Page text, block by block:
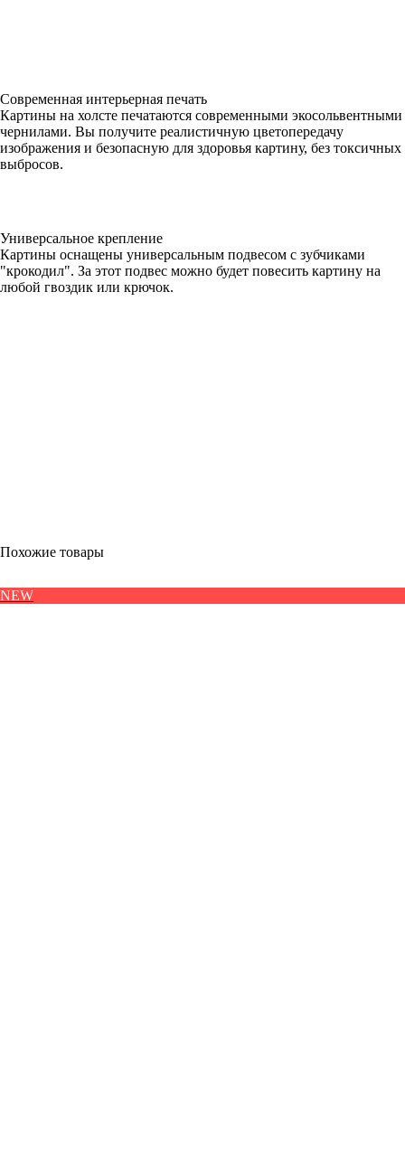
Современная интерьерная печать
Картины на холсте печатаются современными экосольвентными
чернилами. Вы получите реалистичную цветопередачу
изображения и безопасную для здоровья картину, без токсичных
выбросов.
Универсальное крепление
Картины оснащены универсальным подвесом с зубчиками
"крокодил". За этот подвес можно будет повесить картину на
любой гвоздик или крючок.
Похожие товары
NEW